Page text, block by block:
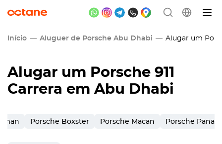
Início Aluguer de Porsche Abu Dhabi Alugar um
Alugar um Porsche 911
Carrera em Abu Dhabi
Porsche Boxster Porsche Macan Porsche